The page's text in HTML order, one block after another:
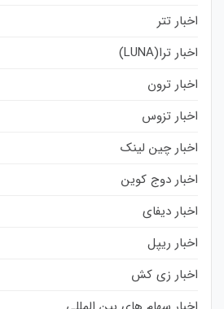
اخبار تتر
اخبار ترا(LUNA)
اخبار ترون
اخبار تزوس
اخبار چین لینک
اخبار دوج کوین
اخبار دیفای
اخبار ریپل
اخبار زی کش